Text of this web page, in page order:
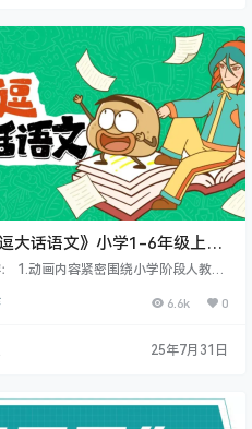
分外妖娆，令人目不暇接。 《聆听名
散文》精美的散文能让你领略其中的
情与景、人…
逗大话语文》小学1-6年级上册
视频课程
1.动画内容紧密围绕小学阶段人教版
2.符合新课标跨学科学习要求，22个学
素材，而且是跟生活、跟兴趣相关，能
的素材； 4.真正儿童友好，不需要大人
小的问题了。 注：…
6.6k 0
25年7月31日